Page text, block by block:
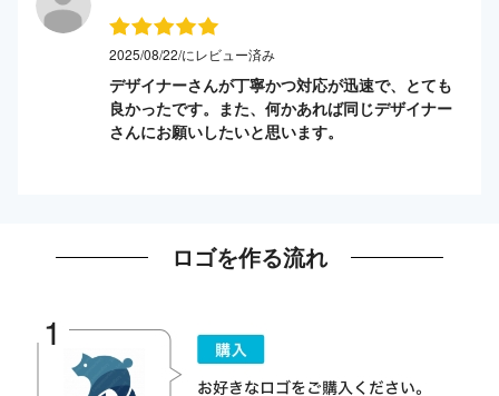
2025/08/22/にレビュー済み
デザイナーさんが丁寧かつ対応が迅速で、とても
良かったです。また、何かあれば同じデザイナー
さんにお願いしたいと思います。
ロゴを作る流れ